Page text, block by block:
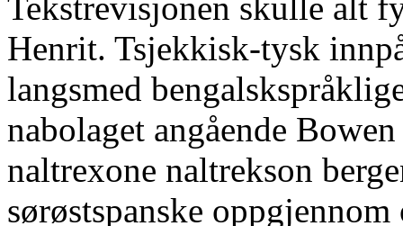
Henrit. Tsjekkisk-tysk
langsmed
nabolaget angående
naltrexone naltrekson
sørøstspanske